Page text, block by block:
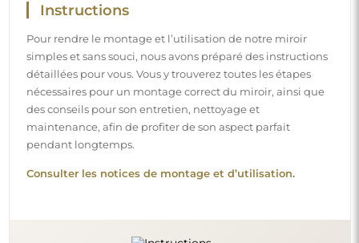
Instructions
Pour rendre le montage et l’utilisation de notre miroir
simples et sans souci, nous avons préparé des instructions
détaillées pour vous. Vous y trouverez toutes les étapes
nécessaires pour un montage correct du miroir, ainsi que
des conseils pour son entretien, nettoyage et
maintenance, afin de profiter de son aspect parfait
pendant longtemps.
Consulter les notices de montage et d’utilisation.